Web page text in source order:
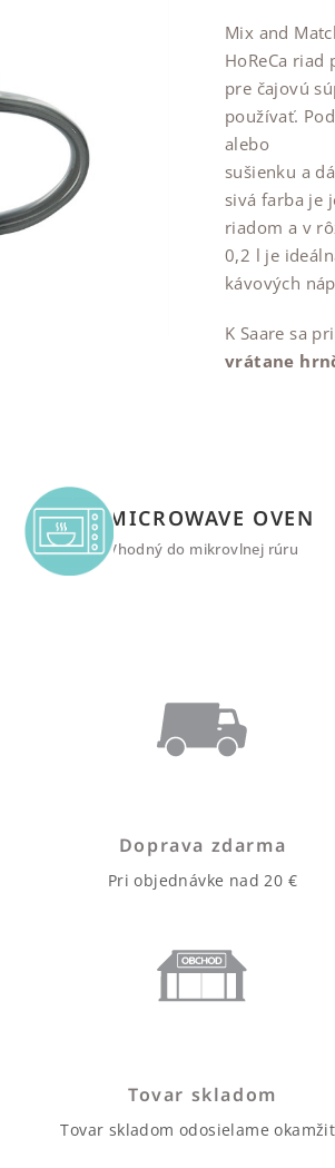
Mix and
HoReCa
pre čajovú
používať.
alebo
sušienku a
sivá farba je
riadom a v
0,2 l je
kávových
K Saare sa
vrátane
MICROWAVE OVEN
Vhodný do mikrovlnej rúru
Doprava zdarma
Pri objednávke nad 20 €
Tovar skladom
Tovar skladom odosielame